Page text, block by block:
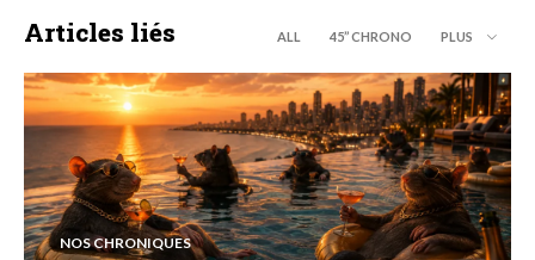
Articles liés ALL 45’’ CHRONO PLUS
NOS CHRONIQUES